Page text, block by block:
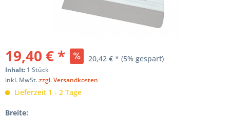
19,40 € * 20,42 € * (5% gespart)
Inhalt: 1 Stück
inkl. MwSt.zzgl. Versandkosten
Lieferzeit 1 - 2 Tage
Breite: